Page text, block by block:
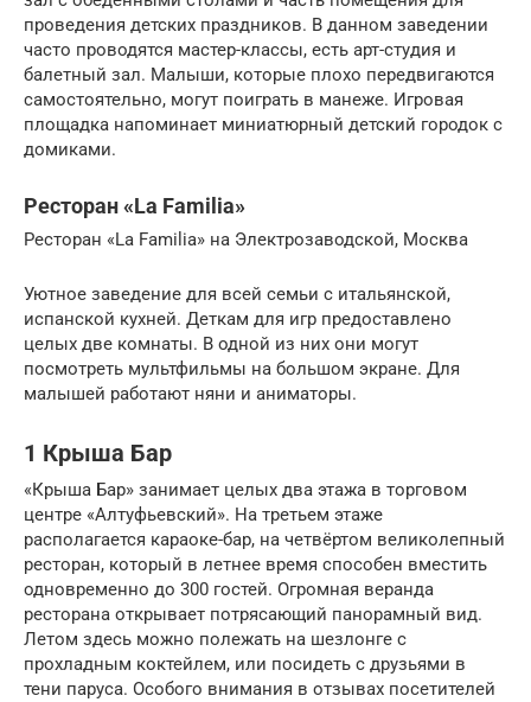
проведения детских праздников. В данном заведении
часто проводятся мастер-классы, есть арт-студия и
балетный зал. Малыши, которые плохо передвигаются
самостоятельно, могут поиграть в манеже. Игровая
площадка напоминает миниатюрный детский городок с
домиками.
Ресторан «La Familia»
Ресторан «La Familia» на Электрозаводской, Москва
Уютное заведение для всей семьи с итальянской,
испанской кухней. Деткам для игр предоставлено
целых две комнаты. В одной из них они могут
посмотреть мультфильмы на большом экране. Для
малышей работают няни и аниматоры.
1 Крыша Бар
«Крыша Бар» занимает целых два этажа в торговом
центре «Алтуфьевский». На третьем этаже
располагается караоке-бар, на четвёртом великолепный
ресторан, который в летнее время способен вместить
одновременно до 300 гостей. Огромная веранда
ресторана открывает потрясающий панорамный вид.
Летом здесь можно полежать на шезлонге с
прохладным коктейлем, или посидеть с друзьями в
тени паруса. Особого внимания в отзывах посетителей